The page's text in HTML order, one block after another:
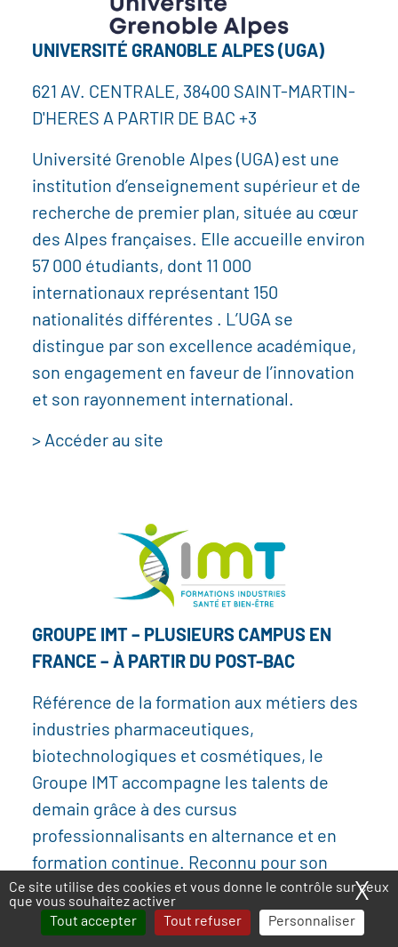
Ce site utilise des cookies et vous donne le contrôle sur ceux
que vous souhaitez activer
Tout accepter
Tout refuser Personnaliser
X
UNIVERSITÉ GRANOBLE ALPES (UGA)
621 AV. CENTRALE, 38400 SAINT-MARTIN-
D'HERES A PARTIR DE BAC +3
Université Grenoble Alpes (UGA) est une
institution d’enseignement supérieur et de
recherche de premier plan, située au cœur
des Alpes françaises. Elle accueille environ
57 000 étudiants, dont 11 000
internationaux représentant 150
nationalités différentes . L’UGA se
distingue par son excellence académique,
son engagement en faveur de l’innovation
et son rayonnement international.
> Accéder au site
GROUPE IMT – PLUSIEURS CAMPUS EN
FRANCE – À PARTIR DU POST-BAC
Référence de la formation aux métiers des
industries pharmaceutiques,
biotechnologiques et cosmétiques, le
Groupe IMT accompagne les talents de
demain grâce à des cursus
professionnalisants en alternance et en
formation continue. Reconnu pour son
expertise industrielle et sa pédagogie
pratique, il prépare aux métiers du